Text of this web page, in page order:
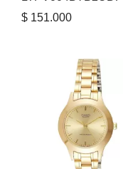
$ 151.000